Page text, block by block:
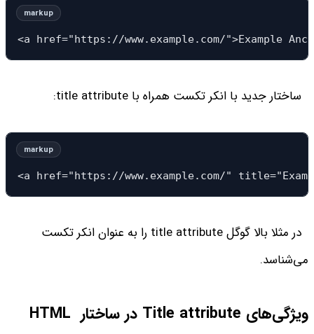
<a href="https://www.example.com/">Example
ساختار جدید با انکر تکست همراه با title attribute:
<a href="https://www.example.com/"
در مثلا بالا گوگل title attribute را به‌ عنوان انکر تکست
می‌شناسد.
ویژگی‌های Title attribute در ساختار HTML